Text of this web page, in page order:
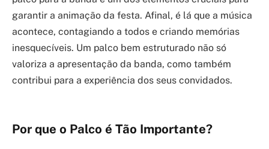
garantir a animação da festa. Afinal, é lá que a música
acontece, contagiando a todos e criando memórias
inesquecíveis. Um palco bem estruturado não só
valoriza a apresentação da banda, como também
contribui para a experiência dos seus convidados.
Por que o Palco é Tão Importante?